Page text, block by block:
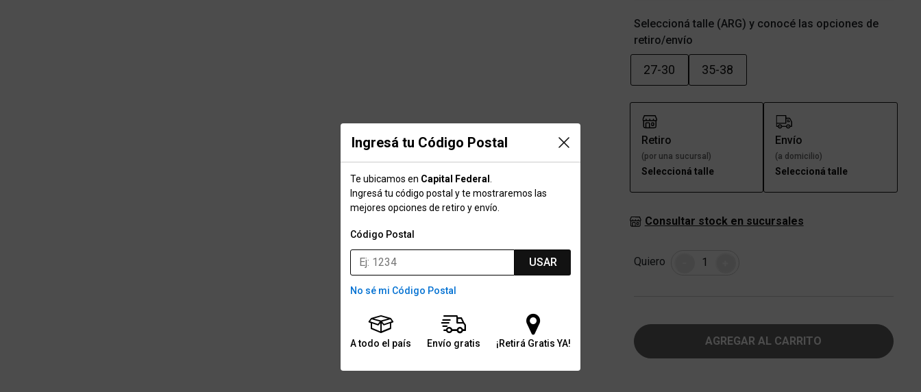
Ingresá tu Código Postal
Te ubicamos en Capital Federal
Ingresá tu código postal y te mostraremos las
mejores opciones de retiro y envío.
Código Postal
USAR
No sé mi Código Postal
A todo el país Envío gratis ¡Retirá Gratis YA!
Seleccioná talle (ARG) y conocé las opciones de
retiro/envío
27-30 35-38
Retiro
(por una sucursal)
Seleccioná talle
Envío
(a domicilio)
Seleccioná talle
Consultar stock en sucursales
Quiero Cantidad
AGREGAR AL CARRITO